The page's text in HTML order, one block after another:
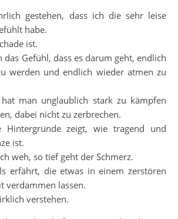
gestehen, dass ich die sehr leise
habe.
ist.
das Gefühl, dass es darum geht, endlich
werden und endlich wieder atmen zu
man unglaublich stark zu kämpfen
dabei nicht zu zerbrechen.
zeigt, wie tragend und
ist.
weh, so tief geht der Schmerz.
erfährt, die etwas in einem zerstören
verdammen lassen.
verstehen.